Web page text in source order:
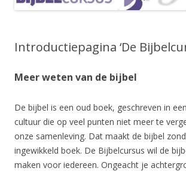
Introductiepagina ‘De
Meer weten van de bijbel
De bijbel is een oud boek, geschreven in
cultuur die op veel punten niet meer te
onze samenleving. Dat maakt de bijbel
ingewikkeld boek. De Bijbelcursus wil de
maken voor iedereen. Ongeacht je